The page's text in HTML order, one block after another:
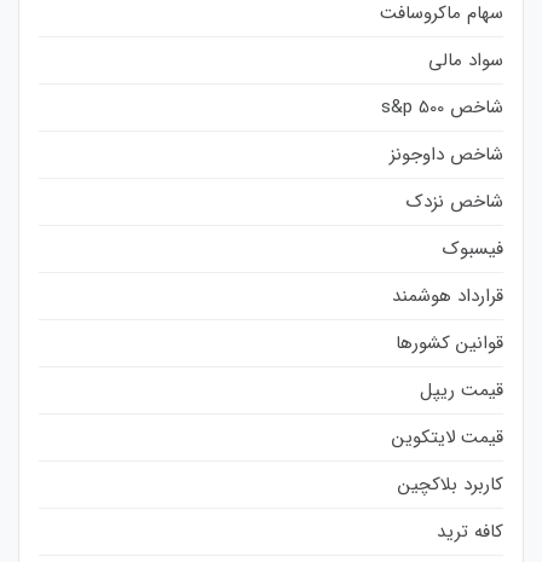
سهام ماکروسافت
سواد مالی
شاخص s&p 500
شاخص داوجونز
شاخص نزدک
فیسبوک
قرارداد هوشمند
قوانین کشورها
قیمت ریپل
قیمت لایتکوین
کاربرد بلاکچین
کافه ترید